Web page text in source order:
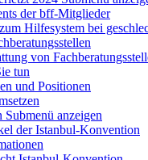
der bff-Mitglieder
Hilfesystem bei
von
tun
und Positionen
Submenü anzeigen
der Istanbul-Konvention